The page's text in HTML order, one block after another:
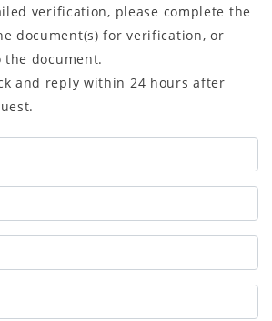
verification, please complete the
document(s) for verification, or
document.
and reply within 24 hours after